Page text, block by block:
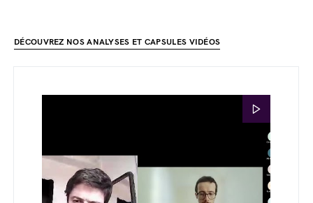
DÉCOUVREZ NOS ANALYSES ET CAPSULES VIDÉOS